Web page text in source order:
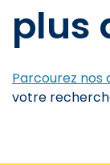
plus
Parcourez
votre